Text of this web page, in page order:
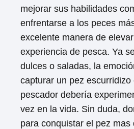
mejorar sus habilidades
enfrentarse a los peces
excelente manera de
experiencia de pesca. Ya
dulces o saladas, la
capturar un pez
pescador debería
vez en la vida. Sin duda,
para conquistar el pez mas